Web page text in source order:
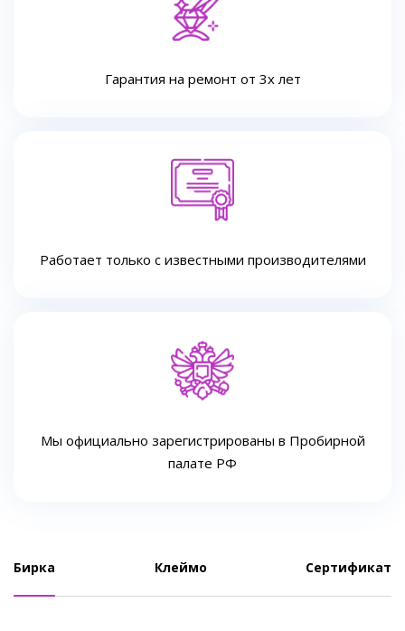
Гарантия на ремонт от 3х лет
Работает только с известными производителями
Мы официально зарегистрированы в Пробирной
палате РФ
Бирка Клеймо Сертификат